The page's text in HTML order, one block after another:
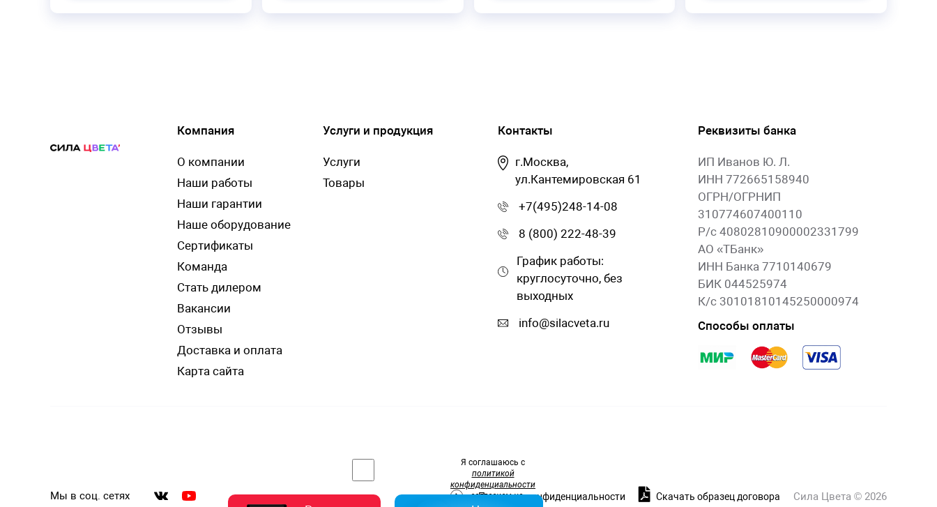
Компания
О компании
Наши работы
Наши гарантии
Наше оборудование
Сертификаты
Команда
Стать дилером
Вакансии
Отзывы
Доставка и оплата
Карта сайта
Услуги и продукция
Услуги
Товары
Контакты
г.Москва,
ул.Кантемировская 61
+7(495)248-14-08
8 (800) 222-48-39
График работы:
круглосуточно, без
выходных
info@silacveta.ru
Реквизиты банка
ИП Иванов Ю. Л.
ИНН 772665158940
ОГРН/ОГРНИП
310774607400110
Р/с 40802810900002331799
АО «ТБанк»
ИНН Банка 7710140679
БИК 044525974
К/с 30101810145250000974
Способы оплаты
Мы в соц. сетях
Я соглашаюсь с
политикой
конфиденциальности
исогласием на
Политика конфиденциальности Скачать образец договора Сила Цвета © 2026